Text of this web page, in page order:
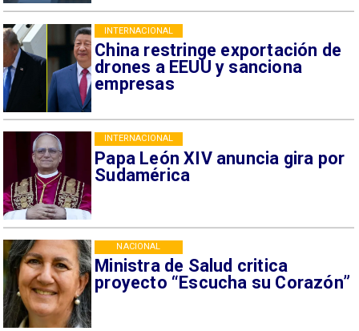
China restringe exportación de
drones a EEUU y sanciona
empresas
INTERNACIONAL
Papa León XIV anuncia gira por
Sudamérica
INTERNACIONAL
Ministra de Salud critica
proyecto “Escucha su Corazón”
NACIONAL